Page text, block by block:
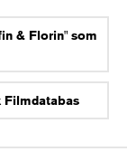
& Florin" som
Filmdatabas